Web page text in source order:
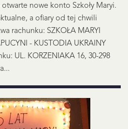
nowe konto Szkoły Maryi.
a ofiary od tej chwili
rachunku: SZKOŁA MARYI
- KUSTODIA UKRAINY
UL. KORZENIAKA 16, 30-298